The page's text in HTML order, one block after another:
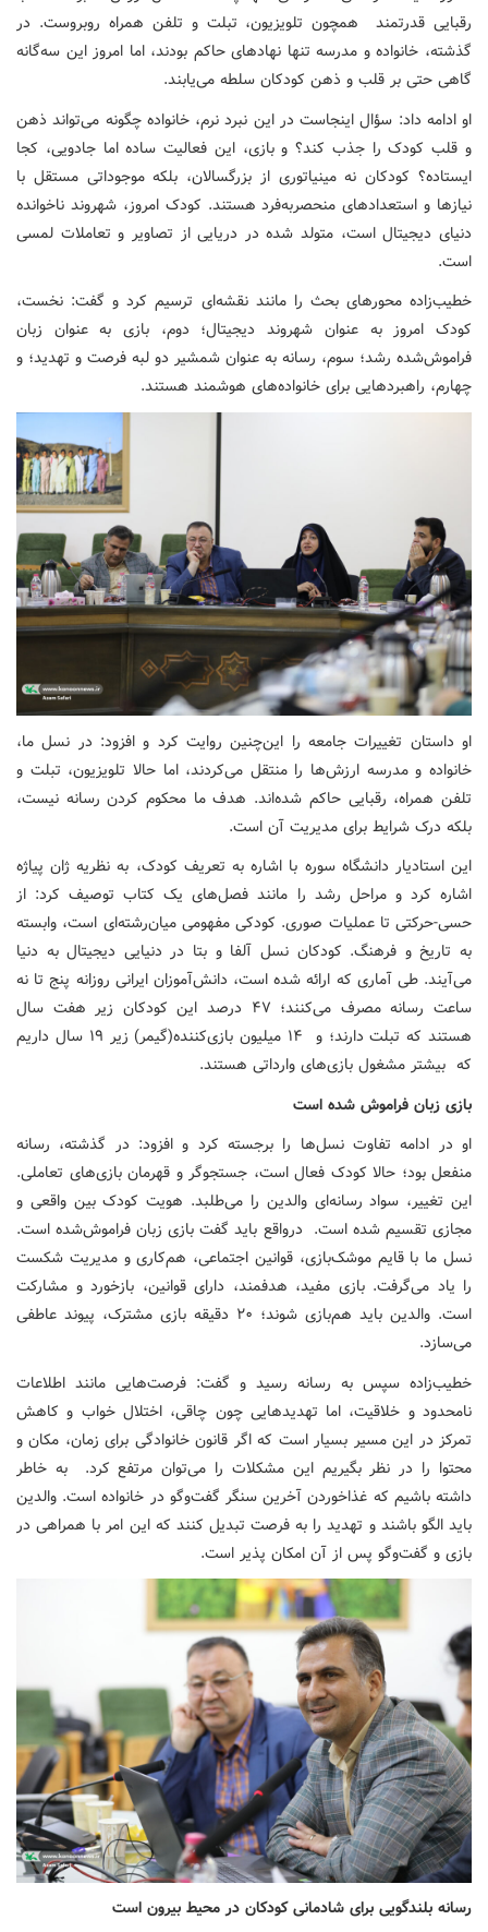
رقبایی قدرتمند همچون تلویزیون، تبلت و تلفن همراه روبروست. در
گذشته، خانواده و مدرسه تنها نهادهای حاکم بودند، اما امروز این سه‌گانه
گاهی حتی بر قلب و ذهن کودکان سلطه می‌یابند.
او ادامه داد: سؤال اینجاست در این نبرد نرم، خانواده چگونه می‌تواند ذهن
و قلب کودک را جذب کند؟ و بازی، این فعالیت ساده اما جادویی، کجا
ایستاده؟ کودکان نه مینیاتوری از بزرگسالان، بلکه موجوداتی مستقل با
نیازها و استعدادهای منحصربه‌فرد هستند. کودک امروز، شهروند ناخوانده
دنیای دیجیتال است، متولد شده در دریایی از تصاویر و تعاملات لمسی
است.
خطیب‌زاده محورهای بحث را مانند نقشه‌ای ترسیم کرد و گفت: نخست،
کودک امروز به عنوان شهروند دیجیتال؛ دوم، بازی به عنوان زبان
فراموش‌شده رشد؛ سوم، رسانه به عنوان شمشیر دو لبه فرصت و تهدید؛ و
چهارم، راهبردهایی برای خانواده‌های هوشمند هستند.
او داستان تغییرات جامعه را این‌چنین روایت کرد و افزود: در نسل ما،
خانواده و مدرسه ارزش‌ها را منتقل می‌کردند، اما حالا تلویزیون، تبلت و
تلفن همراه، رقبایی حاکم شده‌اند. هدف ما محکوم کردن رسانه نیست،
بلکه درک شرایط برای مدیریت آن است.
این استادیار دانشگاه سوره با اشاره به تعریف کودک، به نظریه ژان پیاژه
اشاره کرد و مراحل رشد را مانند فصل‌های یک کتاب توصیف کرد: از
حسی-حرکتی تا عملیات صوری. کودکی مفهومی میان‌رشته‌ای است، وابسته
به تاریخ و فرهنگ. کودکان نسل آلفا و بتا در دنیایی دیجیتال به دنیا
می‌آیند. طی آماری که ارائه شده است، دانش‌آموزان ایرانی روزانه پنج تا نه
ساعت رسانه مصرف می‌کنند؛ ۴۷ درصد این کودکان زیر هفت سال
هستند که تبلت دارند؛ و ۱۴ میلیون بازی‌کننده(گیمر) زیر ۱۹ سال داریم
که بیشتر مشغول بازی‌های وارداتی هستند.
بازی زبان فراموش شده است
او در ادامه تفاوت نسل‌ها را برجسته کرد و افزود: در گذشته، رسانه
منفعل بود؛ حالا کودک فعال است، جستجوگر و قهرمان بازی‌های تعاملی.
این تغییر، سواد رسانه‌ای والدین را می‌طلبد. هویت کودک بین واقعی و
مجازی تقسیم شده است. درواقع باید گفت بازی زبان فراموش‌شده است.
نسل ما با قایم موشک‌بازی، قوانین اجتماعی، هم‌کاری و مدیریت شکست
را یاد می‌گرفت. بازی مفید، هدفمند، دارای قوانین، بازخورد و مشارکت
است. والدین باید هم‌بازی شوند؛ ۲۰ دقیقه بازی مشترک، پیوند عاطفی
می‌سازد.
خطیب‌زاده سپس به رسانه رسید و گفت: فرصت‌هایی مانند اطلاعات
نامحدود و خلاقیت، اما تهدیدهایی چون چاقی، اختلال خواب و کاهش
تمرکز در این مسیر بسیار است که اگر قانون خانوادگی برای زمان، مکان و
محتوا را در نظر بگیریم این مشکلات را می‌توان مرتفع کرد. به خاطر
داشته باشیم که غذاخوردن آخرین سنگر گفت‌وگو در خانواده است. والدین
باید الگو باشند و تهدید را به فرصت تبدیل کنند که این امر با همراهی در
بازی و گفت‌وگو پس از آن امکان پذیر است.
رسانه بلندگویی برای شادمانی کودکان در محیط بیرون است